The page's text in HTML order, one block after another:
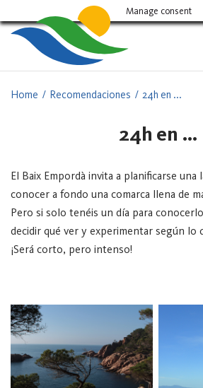
al
contingut
Home Recomendaciones 24h en ...
24h en …
El Baix Empordà invita a planificarse una
conocer a fondo una comarca llena de
Pero si solo tenéis un día para
decidir qué ver y experimentar según lo
¡Será corto, pero intenso!
Manage consent